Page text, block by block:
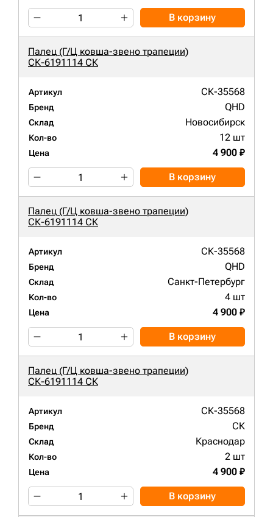
В корзину
Палец (Г/Ц ковша-звено трапеции)
СК-6191114 СК
Артикул СК-35568
Бренд QHD
Склад Новосибирск
Кол-во 12 шт
Цена 4 900 ₽
В корзину
Палец (Г/Ц ковша-звено трапеции)
СК-6191114 СК
Артикул СК-35568
Бренд QHD
Склад Санкт-Петербург
Кол-во 4 шт
Цена 4 900 ₽
В корзину
Палец (Г/Ц ковша-звено трапеции)
СК-6191114 СК
Артикул СК-35568
Бренд СК
Склад Краснодар
Кол-во 2 шт
Цена 4 900 ₽
В корзину